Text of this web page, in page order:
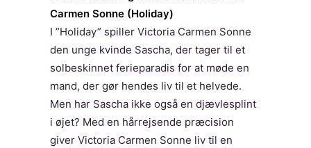
Carmen Sonne (Holiday)
I ”Holiday” spiller Victoria Carmen Sonne
den unge kvinde Sascha, der tager til et
solbeskinnet ferieparadis for at møde en
mand, der gør hendes liv til et helvede.
Men har Sascha ikke også en djævlesplint
i øjet? Med en hårrejsende præcision
giver Victoria Carmen Sonne liv til en